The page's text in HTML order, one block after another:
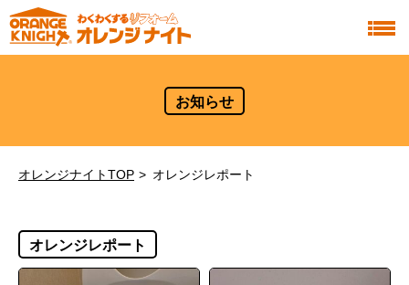
お知らせ
オレンジナイトTOP オレンジレポート
オレンジレポート